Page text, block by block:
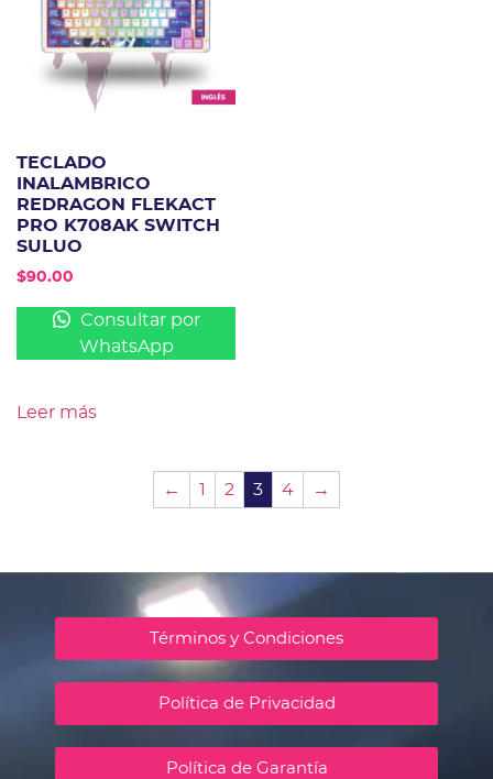
TECLADO
INALAMBRICO
REDRAGON FLEKACT
PRO K708AK SWITCH
SULUO
$90.00
Consultar por
WhatsApp
Leer más
← 1 2 3 4 →
Términos y Condiciones
Política de Privacidad
Política de Garantía